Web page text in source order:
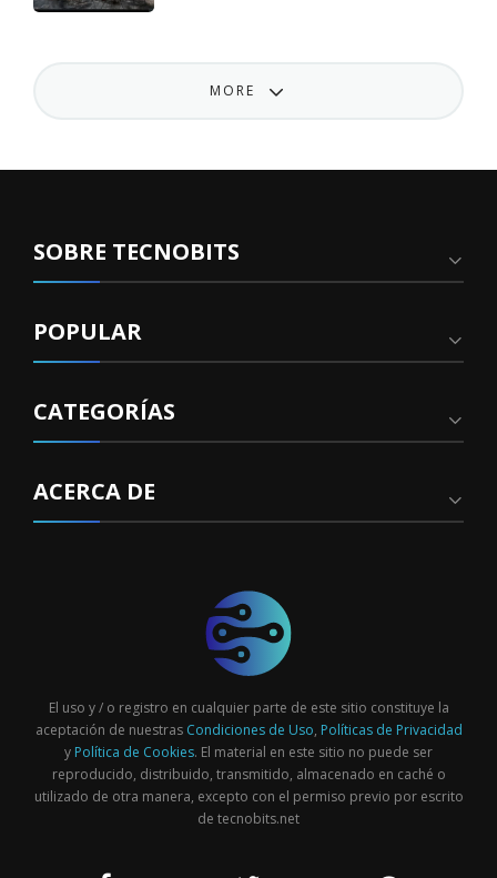
MORE
SOBRE TECNOBITS
POPULAR
CATEGORÍAS
ACERCA DE
El uso y / o registro en cualquier parte de este sitio constituye la
aceptación de nuestras Condiciones de Uso, Políticas de Privacidad
y Política de Cookies. El material en este sitio no puede ser
reproducido, distribuido, transmitido, almacenado en caché o
utilizado de otra manera, excepto con el permiso previo por escrito
de tecnobits.net